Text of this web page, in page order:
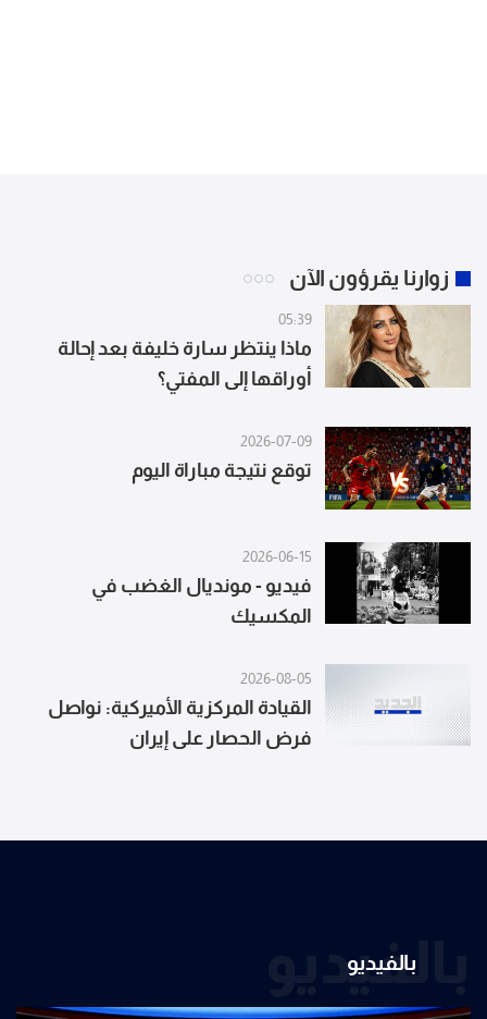
زوارنا يقرؤون الآن
05:39
ماذا ينتظر سارة خليفة بعد إحالة
أوراقها إلى المفتي؟
2026-07-09
توقع نتيجة مباراة اليوم
2026-06-15
فيديو - مونديال الغضب في
المكسيك
2026-08-05
القيادة المركزية الأميركية: نواصل
فرض الحصار على إيران
بالفيديو
بالفيديو